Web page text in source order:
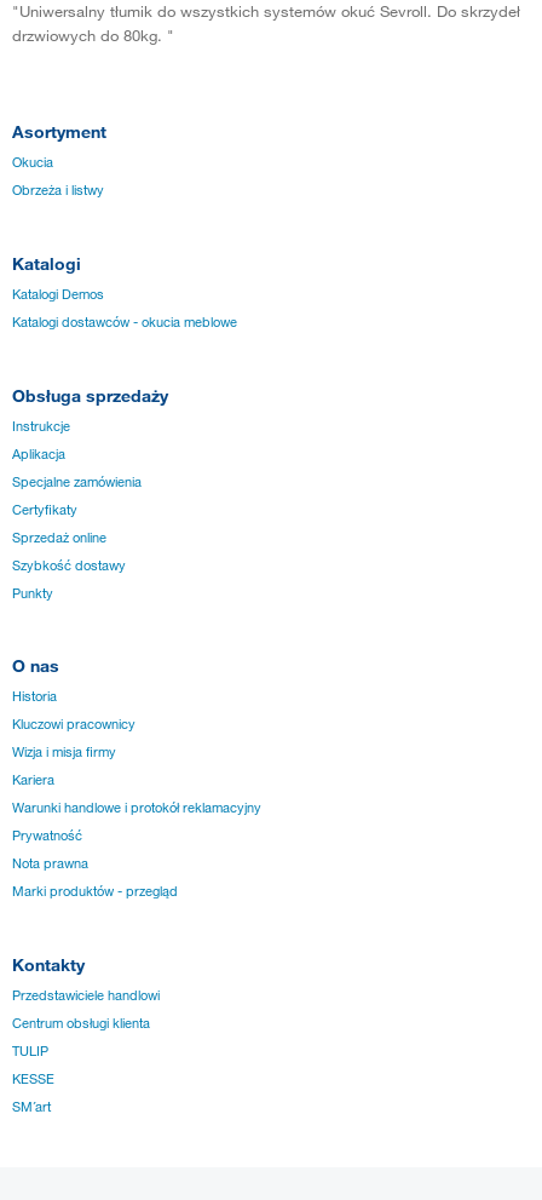
"Uniwersalny tłumik do wszystkich systemów okuć Sevroll. Do skrzydeł
drzwiowych do 80kg. "
Asortyment
Okucia
Obrzeża i listwy
Katalogi
Katalogi Demos
Katalogi dostawców - okucia meblowe
Obsługa sprzedaży
Instrukcje
Aplikacja
Specjalne zamówienia
Certyfikaty
Sprzedaż online
Szybkość dostawy
Punkty
O nas
Historia
Kluczowi pracownicy
Wizja i misja firmy
Kariera
Warunki handlowe i protokół reklamacyjny
Prywatność
Nota prawna
Marki produktów - przegląd
Kontakty
Przedstawiciele handlowi
Centrum obsługi klienta
TULIP
KESSE
SM´art